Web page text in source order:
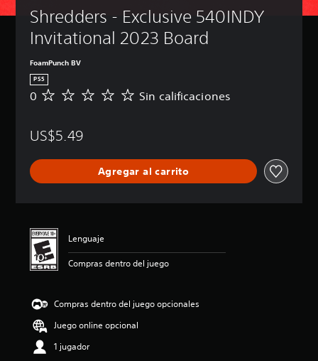
Shredders - Exclusive 540INDY
Invitational 2023 Board
FoamPunch BV
PS5
S
c
i
c
o
s
0 Sin calificaciones
US$5.49
Agregar al carrito
Lenguaje
Compras dentro del juego
Compras dentro del juego opcionales
Juego online opcional
1 jugador